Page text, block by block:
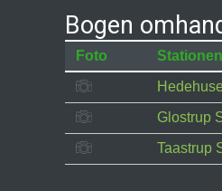
Bogen
Foto
Glostrup
Taastrup